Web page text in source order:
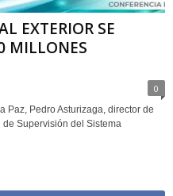
EXTERIOR SE
MILLONES
0
Paz, Pedro Asturizaga, director de
Supervisión del Sistema